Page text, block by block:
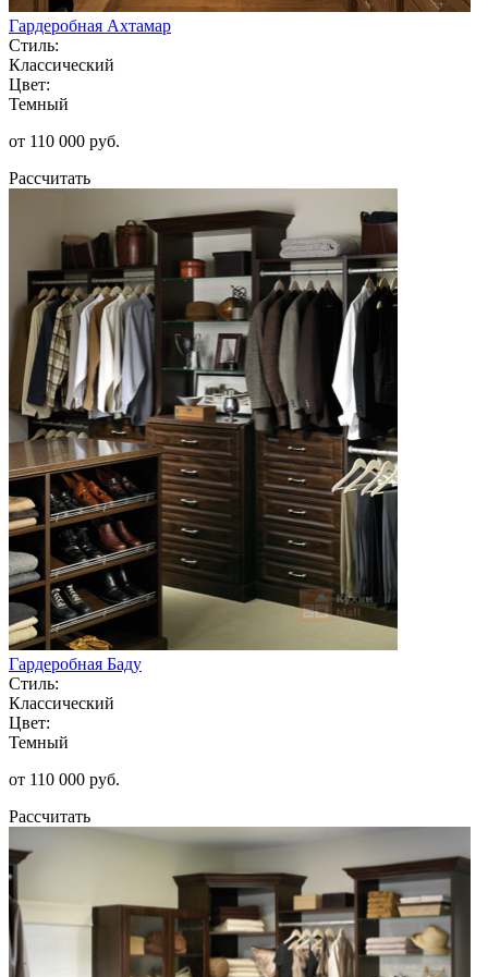
Гардеробная Ахтамар
Стиль:
Классический
Цвет:
Темный
от 110 000 руб.
Рассчитать
Гардеробная Баду
Стиль:
Классический
Цвет:
Темный
от 110 000 руб.
Рассчитать